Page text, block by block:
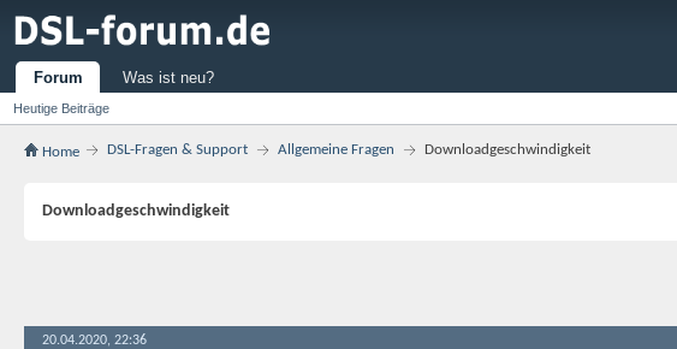
Forum
Heutige Beiträge
Was ist neu?
Home DSL-Fragen & Support Allgemeine Fragen Downloadgeschwindigkeit
Downloadgeschwindigkeit
20.04.2020, 22:36